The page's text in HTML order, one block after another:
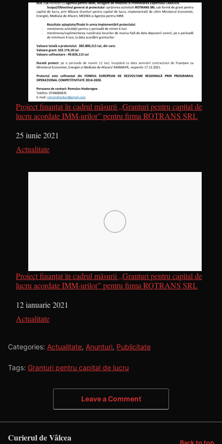
Proiect finanțat în cadrul măsurii „Granturi pentru capital de
lucru acordate IMM-urilor” pentru firma ROTRANS SRL
Dată
25 iunie 2021
În legătură cu
Actualitate
Proiect finanțat în cadrul măsurii „Granturi pentru capital de
lucru acordate IMM-urilor” pentru firma ROTRANS SRL
Dată
12 ianuarie 2021
În legătură cu
Actualitate
Categories: Actualitate, Anunturi, Publicitate
Tags: Granturi pentru capital de lucru
Leave a Comment
Curierul de Vâlcea